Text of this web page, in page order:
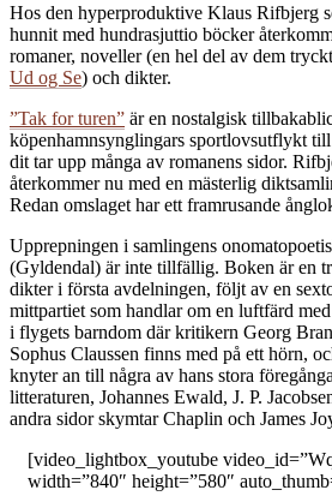
Hos den hyperproduktive Klaus Rifbjerg
hunnit med hundrasjuttio böcker
romaner, noveller (en hel del av dem
Ud og Se) och dikter.
”Tak for turen” är en nostalgisk
köpenhamnsynglingars sportlovsutflykt
dit tar upp många av romanens sidor.
återkommer nu med en mästerlig
Redan omslaget har ett framrusande
Upprepningen i samlingens
(Gyldendal) är inte tillfällig. Boken är en
dikter i första avdelningen, följt av en
mittpartiet som handlar om en luftfärd
i flygets barndom där kritikern Georg
Sophus Claussen finns med på ett hörn,
knyter an till några av hans stora
litteraturen, Johannes Ewald, J. P.
andra sidor skymtar Chaplin och James
[video_lightbox_youtube
width=”840″ height=”580″